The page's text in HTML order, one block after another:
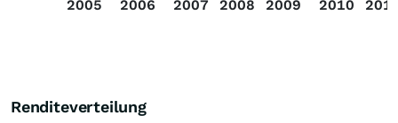
2005
2006 2007 2008 2009 2010
Renditeverteilung